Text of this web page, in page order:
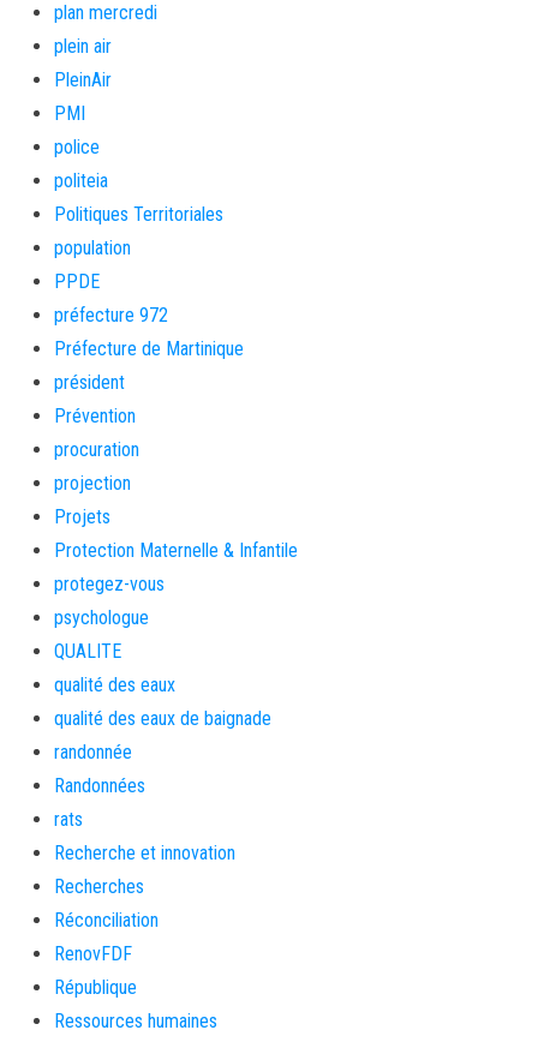
plan mercredi
plein air
PleinAir
PMI
police
politeia
Politiques Territoriales
population
PPDE
préfecture 972
Préfecture de Martinique
président
Prévention
procuration
projection
Projets
Protection Maternelle & Infantile
protegez-vous
psychologue
QUALITE
qualité des eaux
qualité des eaux de baignade
randonnée
Randonnées
rats
Recherche et innovation
Recherches
Réconciliation
RenovFDF
République
Ressources humaines